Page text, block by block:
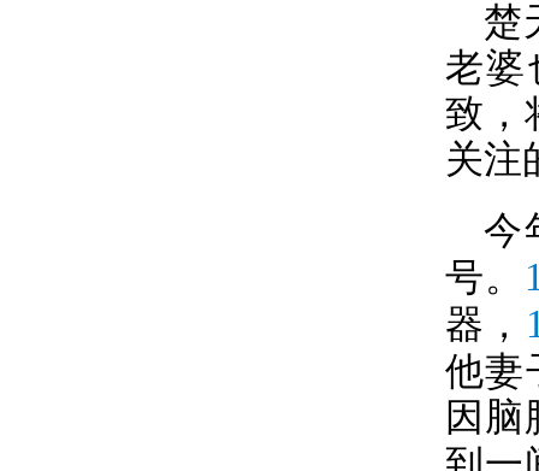
楚
老婆
致，
关注
今
号。
器，
他妻
因